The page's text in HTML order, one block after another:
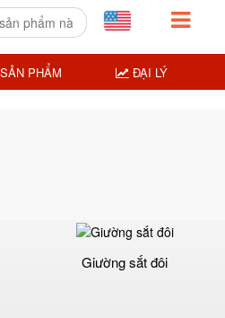
Giường sắt đôi
PHẨM ĐẠI LÝ